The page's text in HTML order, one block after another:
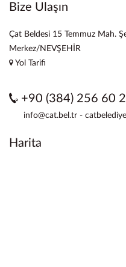
Bize Ulaşın
Çat Beldesi 15 Temmuz Mah.
Merkez/NEVŞEHİR
Yol Tarifi
+90 (384) 256 60
info@cat.bel.tr -
Harita